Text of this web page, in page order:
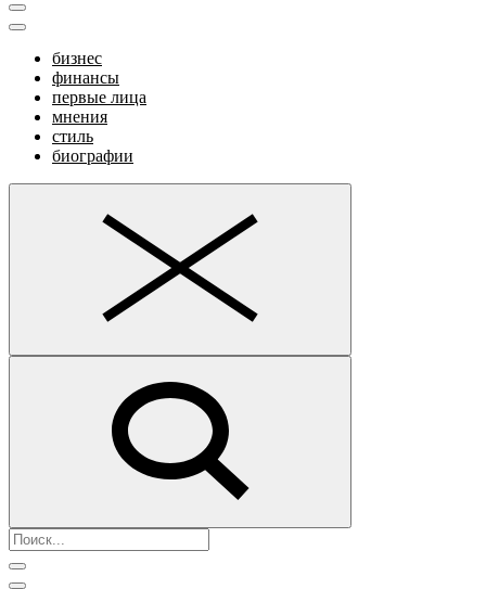
бизнес
финансы
первые лица
мнения
стиль
биографии